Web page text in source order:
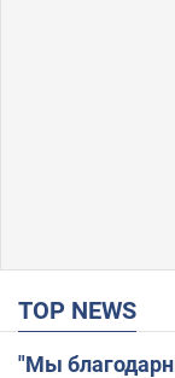
TOP NEWS
"Мы